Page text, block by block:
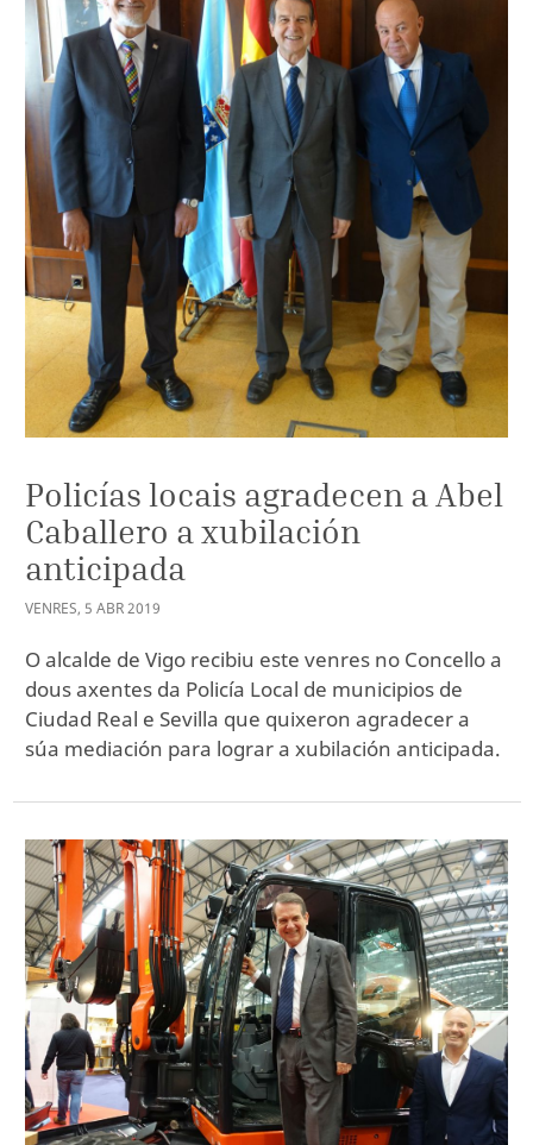
Policías locais agradecen a Abel
Caballero a xubilación
anticipada
VENRES, 5 ABR2019
O alcalde de Vigo recibiu este venres no Concello a
dous axentes da Policía Local de municipios de
Ciudad Real e Sevilla que quixeron agradecer a
súa mediación para lograr a xubilación anticipada.